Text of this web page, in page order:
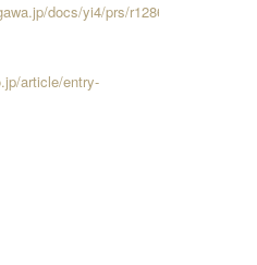
docs/yi4/prs/r1286774.html
article/entry-